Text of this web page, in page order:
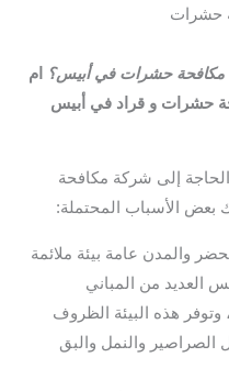
حشرات
مكافحة حشرات في أبيس؟
ام
حشرات و قراد في أبيس
إلى شركة مكافحة
بعض الأسباب المحتملة:
والمدن عامة بيئة ملائمة
العديد من المباني
وتوفر هذه البيئة الظروف
الصراصير والنمل والبق